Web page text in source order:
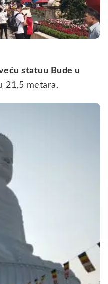
statuu Bude u
21,5 metara.